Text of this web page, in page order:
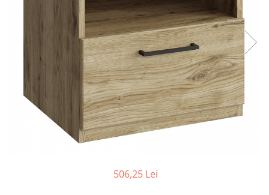
Set mobilier Living
Seturi masa +scaune dining
Seturi dormitoare complete
Suporturi saltea/Somiere/Gratii
pentru pat
506,25 Lei